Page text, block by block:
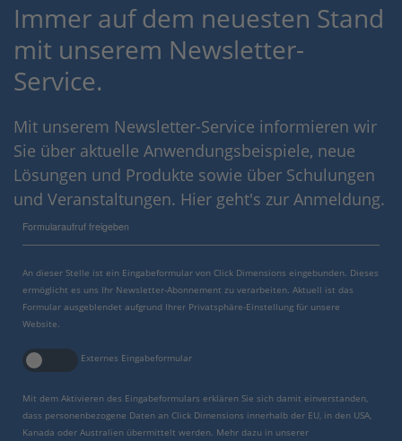
Immer auf dem neuesten Stand
mit unserem Newsletter-
Service.
Mit unserem Newsletter-Service informieren wir
Sie über aktuelle Anwendungsbeispiele, neue
Lösungen und Produkte sowie über Schulungen
und Veranstaltungen. Hier geht's zur Anmeldung.
Formularaufruf freigeben
An dieser Stelle ist ein Eingabeformular von Click Dimensions eingebunden. Dieses
ermöglicht es uns Ihr Newsletter-Abonnement zu verarbeiten. Aktuell ist das
Formular ausgeblendet aufgrund Ihrer Privatsphäre-Einstellung für unsere
Website.
Externes Eingabeformular
Mit dem Aktivieren des Eingabeformulars erklären Sie sich damit einverstanden,
dass personenbezogene Daten an Click Dimensions innerhalb der EU, in den USA,
Kanada oder Australien übermittelt werden. Mehr dazu in unserer